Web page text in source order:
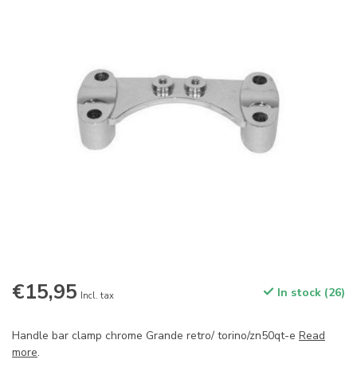
€15,95 Incl. tax In stock (26)
Handle bar clamp chrome Grande retro/ torino/zn50qt-e Read
more.